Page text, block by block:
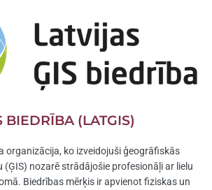
BIEDRĪBA (LATGIS)
organizācija, ko izveidojuši ģeogrāfiskās
nozarē strādājošie profesionāļi ar lielu
Biedrības mērķis ir apvienot fiziskas un